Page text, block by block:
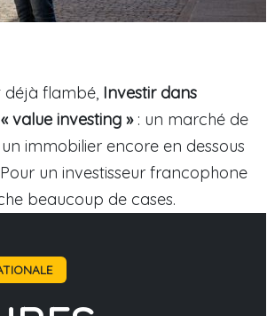
déjà flambé, Investir dans
value investing »: un marché de
immobilier encore en dessous
un investisseur francophone
beaucoup de cases.